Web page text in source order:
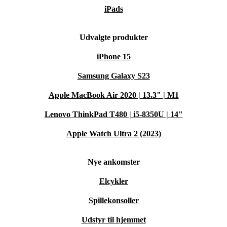
iPads
Udvalgte produkter
iPhone 15
Samsung Galaxy S23
Apple MacBook Air 2020 | 13.3" | M1
Lenovo ThinkPad T480 | i5-8350U | 14"
Apple Watch Ultra 2 (2023)
Nye ankomster
Elcykler
Spillekonsoller
Udstyr til hjemmet